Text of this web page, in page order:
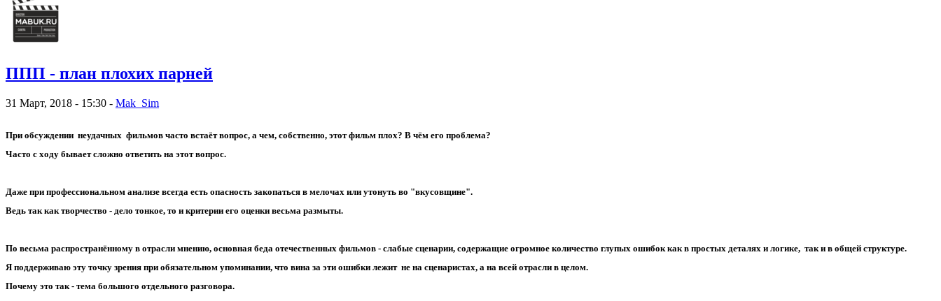
ППП - план плохих парней
31 Март, 2018 - 15:30 - Mak_Sim
При обсуждении неудачных фильмов часто встаёт вопрос, а чем, собственно, этот фильм плох? В чём его проблема?
Часто с ходу бывает сложно ответить на этот вопрос.
Даже при профессиональном анализе всегда есть опасность закопаться в мелочах или утонуть во "вкусовщине".
Ведь так как творчество - дело тонкое, то и критерии его оценки весьма размыты.
По весьма распространённому в отрасли мнению, основная беда отечественных фильмов - слабые сценарии, содержащие огромное количество глупых ошибок как в простых деталях и логике, так и в общей структуре.
Я поддерживаю эту точку зрения при обязательном упоминании, что вина за эти ошибки лежит не на сценаристах, а на всей отрасли в целом.
Почему это так - тема большого отдельного разговора.